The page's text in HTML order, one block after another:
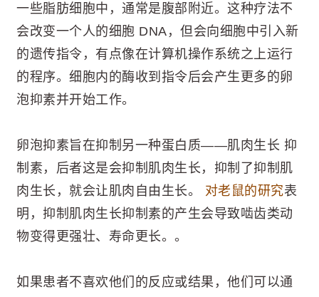
一些脂肪细胞中，通常是腹部附近。这种疗法不
会改变一个人的细胞 DNA，但会向细胞中引入新
的遗传指令，有点像在计算机操作系统之上运行
的程序。细胞内的酶收到指令后会产生更多的卵
泡抑素并开始工作。
卵泡抑素旨在抑制另一种蛋白质——肌肉生长 抑
制素，后者这是会抑制肌肉生长，抑制了抑制肌
肉生长，就会让肌肉自由生长。
对老鼠的研究表
明，抑制肌肉生长抑制素的产生会导致啮齿类动
物变得更强壮、寿命更长。。
如果患者不喜欢他们的反应或结果，他们可以通